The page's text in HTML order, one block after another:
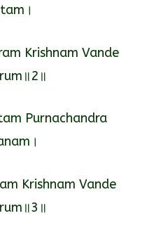
Krishnam Vande
Purnachandra
Krishnam Vande